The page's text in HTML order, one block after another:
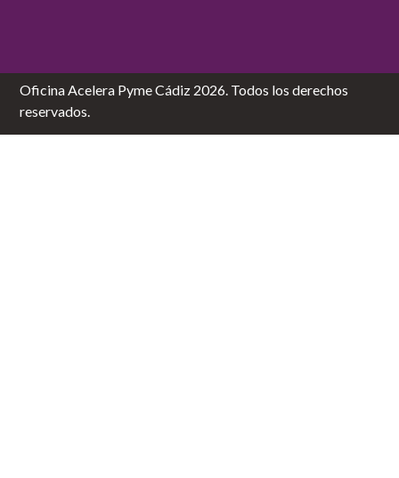
Oficina Acelera Pyme Cádiz 2026. Todos los derechos
reservados.